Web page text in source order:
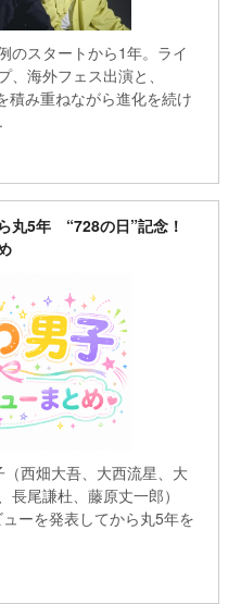
のスタートから1年。ライ
海外フェス出演と、
積み重ねながら進化を続け
丸5年 “728の日”記念！
西畑大吾、大西流星、大
尾謙杜、藤原丈一郎）
ーを発表してから丸5年を